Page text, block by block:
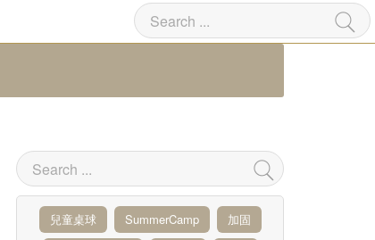
兒童桌球 SummerCamp
加固